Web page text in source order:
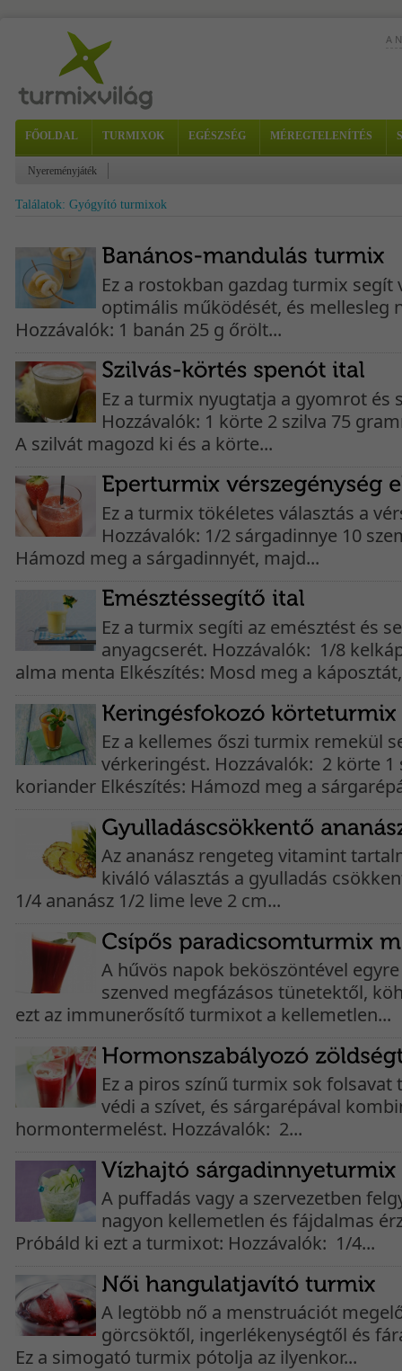
A
FŐOLDAL TURMIXOK EGÉSZSÉG MÉREGTELENÍTÉS
Nyereményjáték
Találatok: Gyógyító turmixok
Ez a rostokban gazdag turmix segít
optimális működését, és mellesleg
Hozzávalók: 1 banán 25 g őrölt...
Ez a turmix nyugtatja a gyomrot és
Hozzávalók: 1 körte 2 szilva 75
A szilvát magozd ki és a körte...
Ez a turmix tökéletes választás a
Hozzávalók: 1/2 sárgadinnye 10
Hámozd meg a sárgadinnyét, majd...
Ez a turmix segíti az emésztést és
anyagcserét. Hozzávalók: 1/8
alma menta Elkészítés: Mosd meg a
Ez a kellemes őszi turmix remekül
vérkeringést. Hozzávalók: 2 körte 1
koriander Elkészítés: Hámozd meg a
Az ananász rengeteg vitamint
kiváló választás a gyulladás
1/4 ananász 1/2 lime leve 2 cm...
A hűvös napok beköszöntével
szenved megfázásos tünetektől,
ezt az immunerősítő turmixot a kellemetlen...
Ez a piros színű turmix sok folsavat
védi a szívet, és sárgarépával
hormontermelést. Hozzávalók: 2...
A puffadás vagy a szervezetben
nagyon kellemetlen és fájdalmas
Próbáld ki ezt a turmixot: Hozzávalók: 1/4...
A legtöbb nő a menstruációt
görcsöktől, ingerlékenységtől és
Ez a simogató turmix pótolja az ilyenkor...